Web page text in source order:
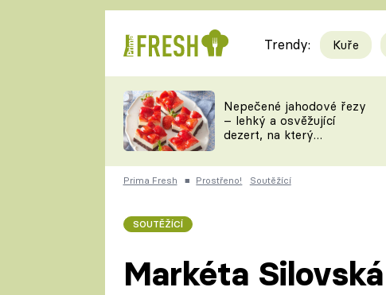
RYCHLOVKY
Videorecepty
TEĎ VAŘÍ ŠÉF!
ČESKO NA TALÍŘI
Trendy: Kuře
Nepečené jahodové řezy
– lehký a osvěžující
dezert, na který
Prima Fresh ■ Prostřeno! Soutěžící
SOUTĚŽÍCÍ
Markéta Silovská